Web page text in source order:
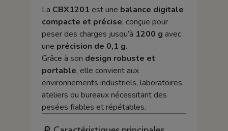
La CBX1201 est une balance digitale
compacte et précise, conçue pour
peser des charges jusqu’à 1200 g avec
une précision de 0,1 g.
Grâce à son design robuste et
portable, elle convient aux
environnements industriels, laboratoires,
ateliers ou bureaux nécessitant des
pesées fiables et répétables.